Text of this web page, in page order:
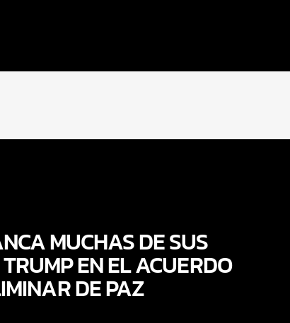
MUCHAS DE SUS
EN EL ACUERDO
DE PAZ